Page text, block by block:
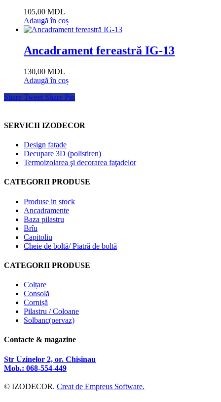
105,00 MDL
Adaugă în coș
Ancadrament fereastră IG-13
130,00 MDL
Adaugă în coș
Share Tweet Share Pin
SERVICII IZODECOR
Design fațade
Decupare 3D (polistiren)
Termoizolarea şi decorarea faţadelor
CATEGORII PRODUSE
Produse in stock
Ancadramente
Baza pilastru
Brîu
Capitoliu
Cheie de boltă/ Piatră de boltă
CATEGORII PRODUSE
Colțare
Consolă
Cornișă
Pilastru / Coloane
Solbanc(pervaz)
Contacte & magazine
Str Uzinelor 2, or. Chisinau
Mob.: 068-554-449
© IZODECOR. Creat de Empreus Software.